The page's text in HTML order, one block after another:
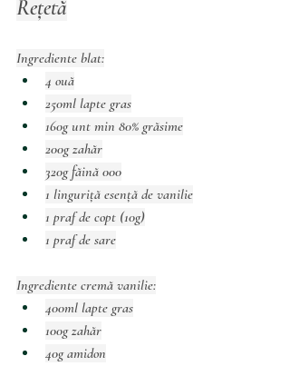
Rețetă
Ingrediente blat:
4 ouă
250ml lapte gras
160g unt min 80% grăsime
200g zahăr
320g făină 000
1 linguriță esență de vanilie
1 praf de copt (10g)
1 praf de sare
Ingrediente cremă vanilie:
400ml lapte gras
100g zahăr
40g amidon